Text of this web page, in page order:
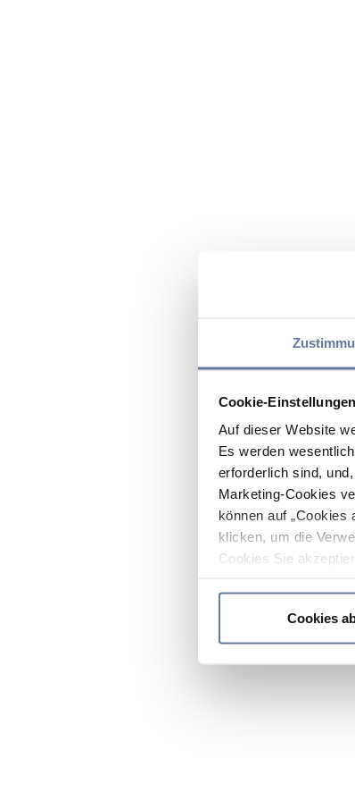
Cookie-Einstellungen
Auf dieser Website
Es werden
erforderlich sind,
Marketing-Cookies
können auf „Cookies
klicken, um die
Cookies Sie
Cookies